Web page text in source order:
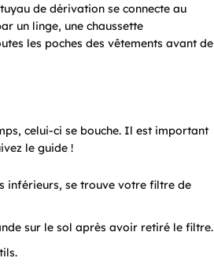
de dérivation se connecte au
un linge, une chaussette
les poches des vêtements avant de
celui-ci se bouche. Il est important
le guide !
inférieurs, se trouve votre filtre de
sur le sol après avoir retiré le filtre.